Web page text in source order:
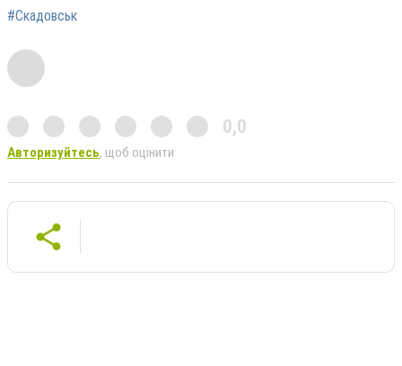
#Скадовськ
0,0
Авторизуйтесь, щоб оцінити